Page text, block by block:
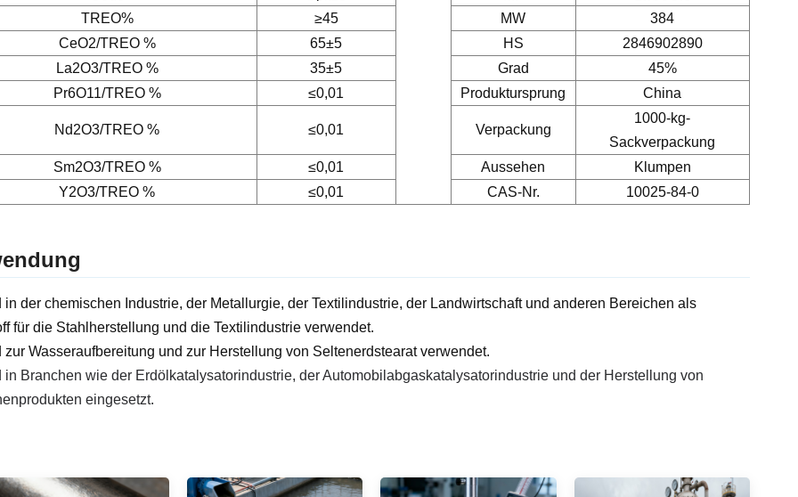
TREO%
≥45 MW
384
CeO2/TREO %
65±5 HS
2846902890
La2O3/TREO %
35±5 Grad
45%
Pr6O11/TREO %
≤0,01 Produktursprung China
Nd2O3/TREO % ≤0,01 Verpackung
1000-kg-
Sackverpackung
Sm2O3/TREO %
≤0,01 Aussehen
Klumpen
Y2O3/TREO %
≤0,01 CAS-Nr. 10025-84-0
in der chemischen Industrie, der Metallurgie, der Textilindustrie, der Landwirtschaft und anderen Bereichen als
für die Stahlherstellung und die Textilindustrie verwendet.
zur Wasseraufbereitung und zur Herstellung von Seltenerdstearat verwendet.
in Branchen wie der Erdölkatalysatorindustrie, der Automobilabgaskatalysatorindustrie und der Herstellung von
eingesetzt.